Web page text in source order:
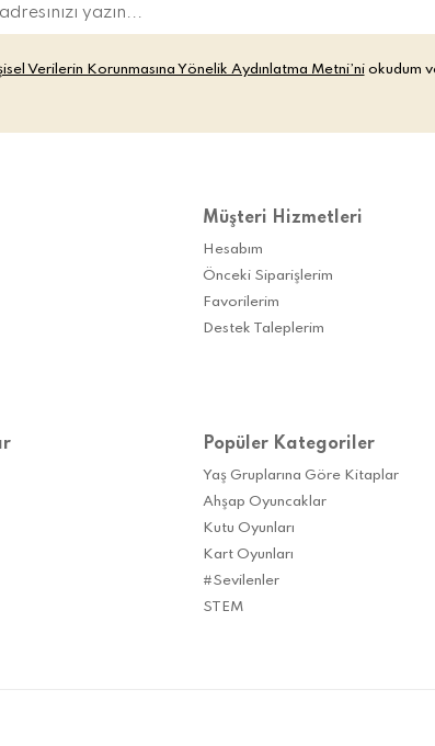
Verilerin Korunmasına Yönelik Aydınlatma Metni’niokudum
Müşteri Hizmetleri
Hesabım
Önceki Siparişlerim
Favorilerim
Destek Taleplerim
Popüler Kategoriler
Yaş Gruplarına Göre Kitaplar
Ahşap Oyuncaklar
Kutu Oyunları
Kart Oyunları
#Sevilenler
STEM